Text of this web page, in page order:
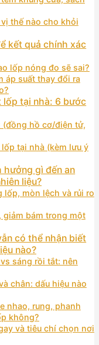
vị thế nào cho khỏi
kết quả chính xác
lốp nóng đo sẽ sai?
áp suất thay đổi ra
lốp tại nhà: 6 bước
(đồng hồ cơ/điện tử,
tại nhà (kèm lưu ý
hưởng gì đến an
liệu?
lốp, mòn lệch và rủi ro
giảm bám trong một
có thể nhận biết
nào?
sáng rồi tắt: nên
chân: dấu hiệu nào
nhao, rung, phanh
không?
và tiêu chí chọn nơi